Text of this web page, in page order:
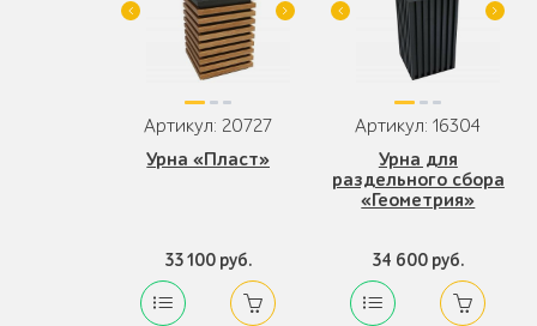
Артикул: 20727
Урна «Пласт»
33 100 руб.
Артикул: 16304
Урна для
раздельного сбора
«Геометрия»
34 600 руб.